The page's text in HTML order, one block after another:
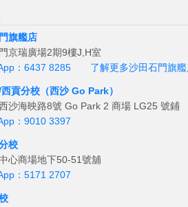
旗艦店
京瑞廣場2期9樓J,H室
：6437 8285
了解更多沙田石門旗
貢分校（西沙 Go Park）
沙海映路8號 Go Park 2 商場 LG25 號鋪
：9010 3397
校
心商場地下50-51號舖
：5171 2707